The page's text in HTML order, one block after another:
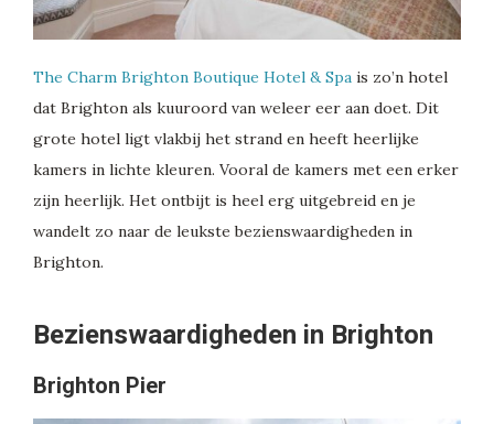
The Charm Brighton Boutique Hotel & Spa is zo’n hotel
dat Brighton als kuuroord van weleer eer aan doet. Dit
grote hotel ligt vlakbij het strand en heeft heerlijke
kamers in lichte kleuren. Vooral de kamers met een erker
zijn heerlijk. Het ontbijt is heel erg uitgebreid en je
wandelt zo naar de leukste bezienswaardigheden in
Brighton.
Bezienswaardigheden in Brighton
Brighton Pier